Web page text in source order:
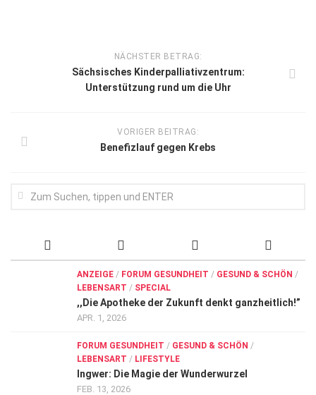
NÄCHSTER BETRAG:
Sächsisches Kinderpalliativzentrum:
Unterstützung rund um die Uhr
VORIGER BEITRAG:
Benefizlauf gegen Krebs
ANZEIGE / FORUM GESUNDHEIT / GESUND & SCHÖN /
LEBENSART / SPECIAL
,,Die Apotheke der Zukunft denkt ganzheitlich!”
APR. 1, 2026
FORUM GESUNDHEIT / GESUND & SCHÖN /
LEBENSART / LIFESTYLE
Ingwer: Die Magie der Wunderwurzel
FEB. 13, 2026